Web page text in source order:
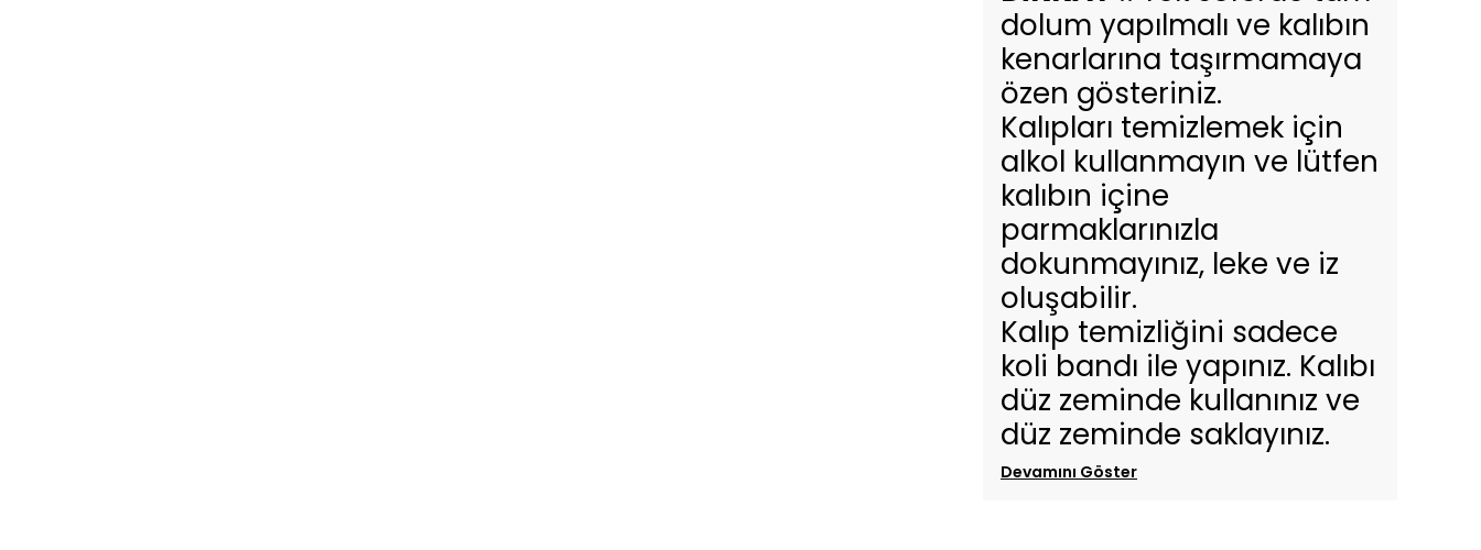
dolum yapılmalı ve kalıbın
kenarlarına taşırmamaya
özen gösteriniz.
Kalıpları temizlemek için
alkol kullanmayın ve lütfen
kalıbın içine
parmaklarınızla
dokunmayınız, leke ve iz
oluşabilir.
Kalıp temizliğini sadece
koli bandı ile yapınız. Kalıbı
düz zeminde kullanınız ve
düz zeminde saklayınız.
Devamını Göster